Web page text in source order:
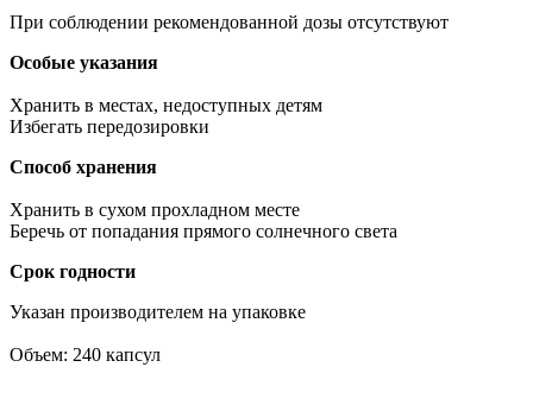
При соблюдении рекомендованной дозы отсутствуют
Особые указания
Хранить в местах, недоступных детям
Избегать передозировки
Способ хранения
Хранить в сухом прохладном месте
Беречь от попадания прямого солнечного света
Срок годности
Указан производителем на упаковке
Объем: 240 капсул